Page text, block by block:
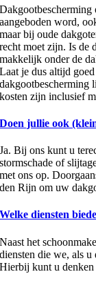
Dakgootbescherming
aangeboden word,
maar bij oude
recht moet zijn. Is de
makkelijk onder de
Laat je dus altijd
dakgootbescherming
kosten zijn inclusief
Doen jullie ook
Ja. Bij ons kunt u
stormschade of
met ons op.
den Rijn om uw
Welke diensten
Naast het
diensten die we, als u
Hierbij kunt u denken